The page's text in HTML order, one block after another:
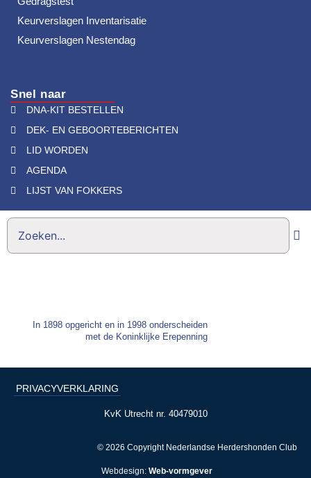
Keurverslagen Inventarisatie
Keurverslagen Nestendag
Snel naar
DNA-KIT BESTELLEN
DEK- EN GEBOORTEBERICHTEN
LID WORDEN
AGENDA
LIJST VAN FOKKERS
In 1898 opgericht en in 1998 onderscheiden
met de Koninklijke Erepenning
PRIVACYVERKLARING
KvK Utrecht nr. 40479010
© 2026 Copyright Nederlandse Herdershonden Club
Webdesign: Web-vormgever